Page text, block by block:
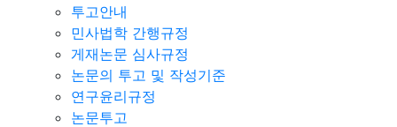
투고안내
민사법학 간행규정
게재논문 심사규정
논문의 투고 및 작성기준
연구윤리규정
논문투고